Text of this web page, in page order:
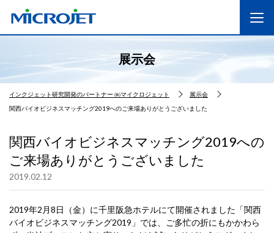
展示会
インクジェット研究開発のパートナー ㈱マイクロジェット
展示会
関西バイオビジネスマッチング2019へのご来場ありがとうございました
関西バイオビジネスマッチング2019への
ご来場ありがとうございました
2019.02.12
2019年2月8日（金）に千里阪急ホテルにて開催されました「関西
バイオビジネスマッチング2019」では、ご多忙の折にもかかわら